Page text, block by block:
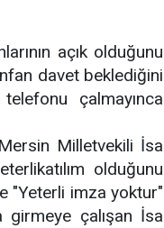
açık olduğunu
davet beklediğini
çalmayınca
Milletvekili İsa
olduğunu
"Yeterli imza yoktur"
girmeye çalışan İsa